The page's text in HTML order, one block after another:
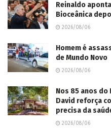
Reinaldo
Bioceânica
2026/08/06
Homem é
de Mundo Novo
2026/08/06
Nos 85 anos do
David reforça
precisa da
2026/08/06